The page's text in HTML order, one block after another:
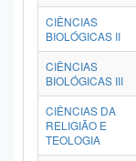
CIÊNCIAS
BIOLÓGICAS II
CIÊNCIAS
BIOLÓGICAS III
CIÊNCIAS DA
RELIGIÃO E
TEOLOGIA